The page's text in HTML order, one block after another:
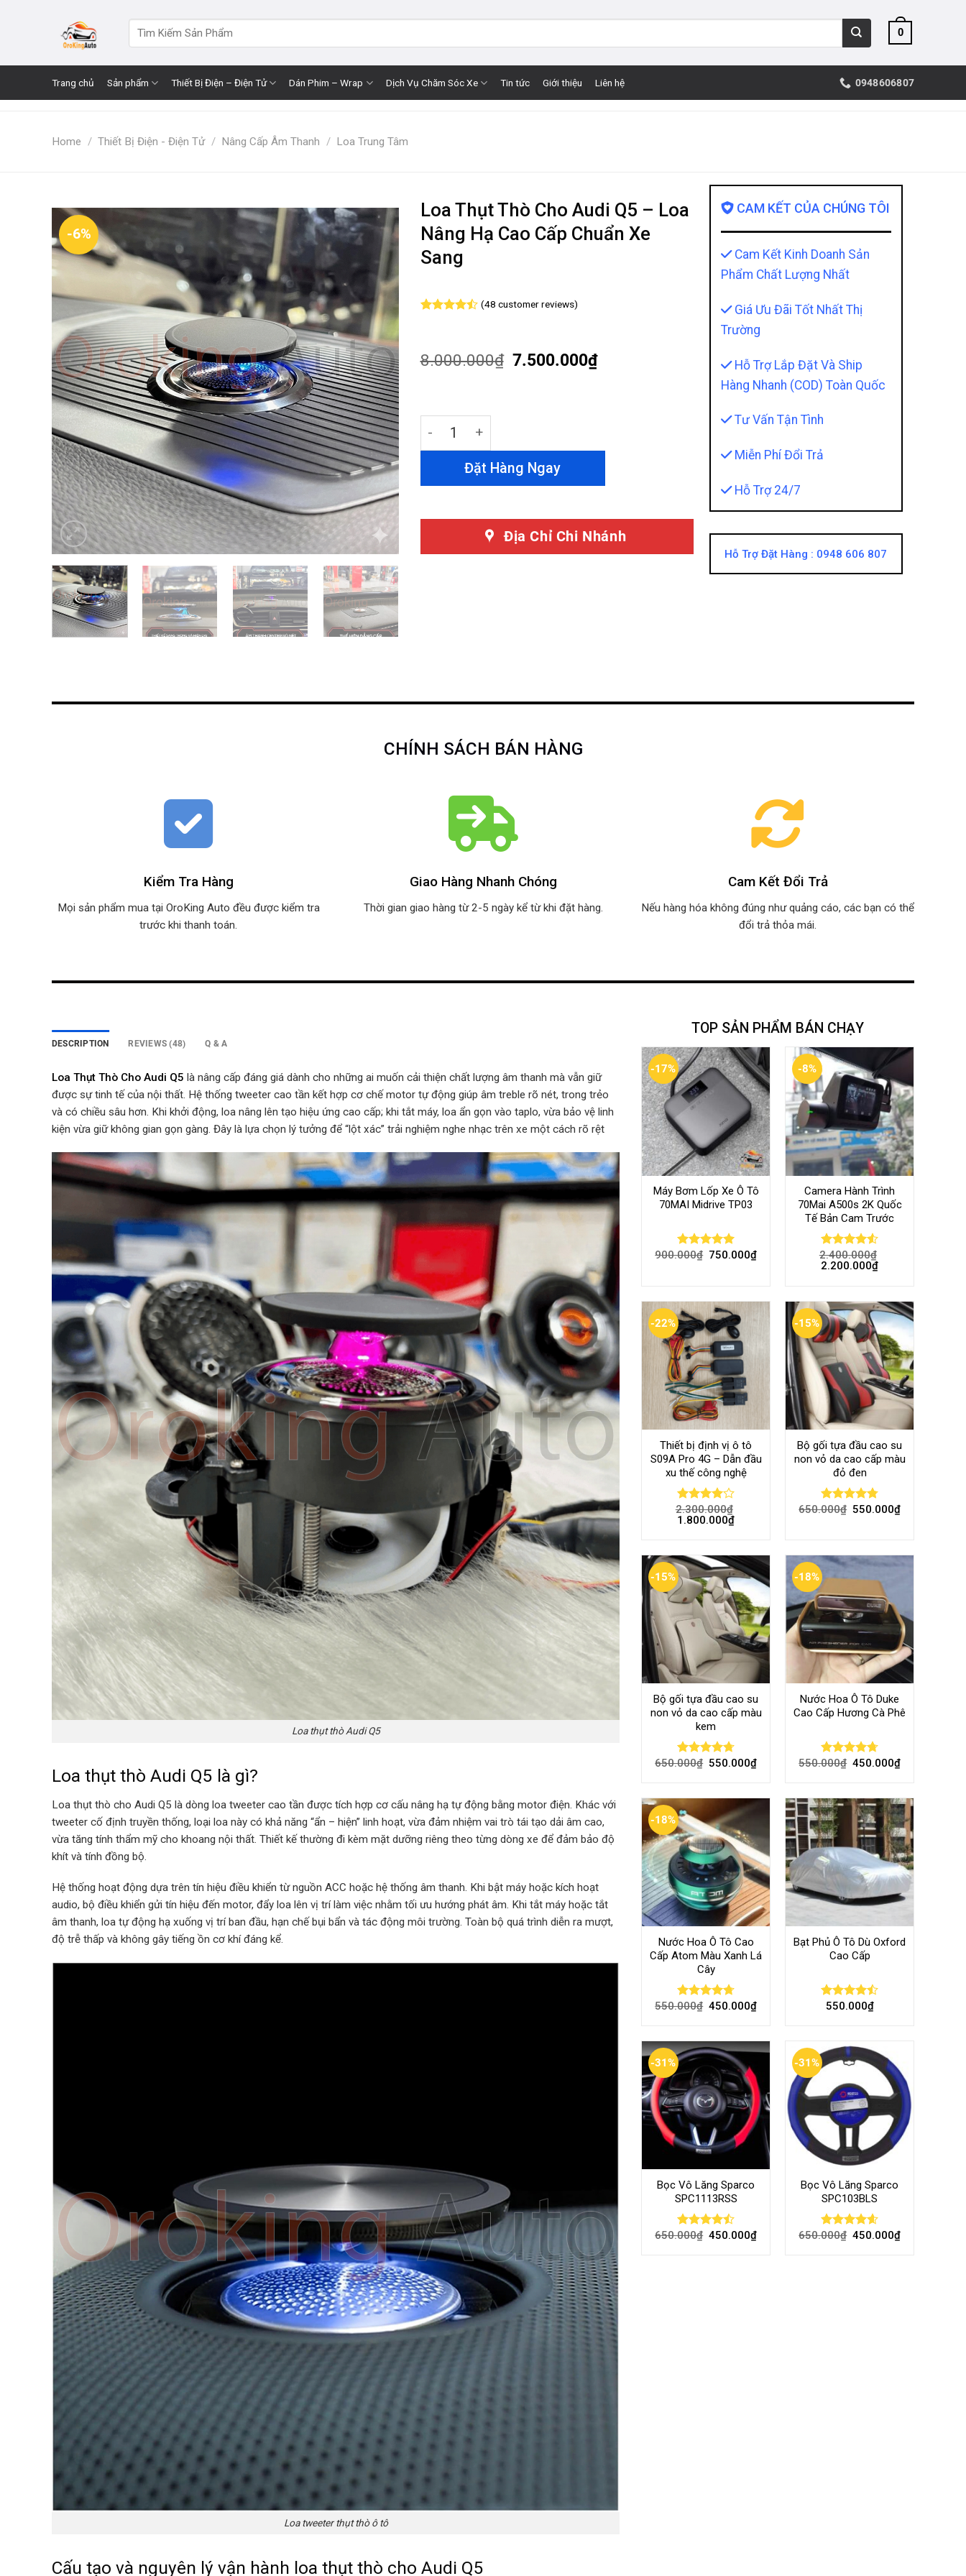
for:
0
Trang chủ Sản phẩm Thiết Bị Điện – Điện Tử Dán Phim – Wrap Dịch Vụ Chăm Sóc Xe Tin tức Giới thiệu Liên hệ 0948606807
Home / Thiết Bị Điện - Điện Tử / Nâng Cấp Âm Thanh / Loa Trung Tâm
-6%
Loa Thụt Thò Cho Audi Q5 – Loa
Nâng Hạ Cao Cấp Chuẩn Xe
Sang
based on
customer
(48 customer reviews)
8.000.000₫ 7.500.000₫
Loa Thụt Thò Cho Audi Q5 - Loa Nâng Hạ Cao Cấp Chuẩn Xe Sang quantity
Đặt Hàng Ngay
Địa Chỉ Chi Nhánh
CAM KẾT CỦA CHÚNG TÔI
Cam Kết Kinh Doanh Sản
Phẩm Chất Lượng Nhất
Giá Ưu Đãi Tốt Nhất Thị
Trường
Hỗ Trợ Lắp Đặt Và Ship
Hàng Nhanh (COD) Toàn Quốc
Tư Vấn Tận Tình
Miễn Phí Đổi Trả
Hỗ Trợ 24/7
Hỗ Trợ Đặt Hàng : 0948 606 807
CHÍNH SÁCH BÁN HÀNG
Kiểm Tra Hàng
Mọi sản phẩm mua tại OroKing Auto đều được kiểm tra
trước khi thanh toán.
Giao Hàng Nhanh Chóng
Thời gian giao hàng từ 2-5 ngày kể từ khi đặt hàng.
Cam Kết Đổi Trả
Nếu hàng hóa không đúng như quảng cáo, các bạn có thể
đổi trả thỏa mái.
DESCRIPTION REVIEWS (48) Q & A
Loa Thụt Thò Cho Audi Q5 là nâng cấp đáng giá dành cho những ai muốn cải thiện chất lượng âm thanh mà vẫn giữ
được sự tinh tế của nội thất. Hệ thống tweeter cao tần kết hợp cơ chế motor tự động giúp âm treble rõ nét, trong trẻo
và có chiều sâu hơn. Khi khởi động, loa nâng lên tạo hiệu ứng cao cấp; khi tắt máy, loa ẩn gọn vào taplo, vừa bảo vệ linh
kiện vừa giữ không gian gọn gàng. Đây là lựa chọn lý tưởng để “lột xác” trải nghiệm nghe nhạc trên xe một cách rõ rệt
Loa thụt thò Audi Q5
Loa thụt thò Audi Q5 là gì?
Loa thụt thò cho Audi Q5 là dòng loa tweeter cao tần được tích hợp cơ cấu nâng hạ tự động bằng motor điện. Khác với
tweeter cố định truyền thống, loại loa này có khả năng “ẩn – hiện” linh hoạt, vừa đảm nhiệm vai trò tái tạo dải âm cao,
vừa tăng tính thẩm mỹ cho khoang nội thất. Thiết kế thường đi kèm mặt dưỡng riêng theo từng dòng xe để đảm bảo độ
khít và tính đồng bộ.
Hệ thống hoạt động dựa trên tín hiệu điều khiển từ nguồn ACC hoặc hệ thống âm thanh. Khi bật máy hoặc kích hoạt
audio, bộ điều khiển gửi tín hiệu đến motor, đẩy loa lên vị trí làm việc nhằm tối ưu hướng phát âm. Khi tắt máy hoặc tắt
âm thanh, loa tự động hạ xuống vị trí ban đầu, hạn chế bụi bẩn và tác động môi trường. Toàn bộ quá trình diễn ra mượt,
độ trễ thấp và không gây tiếng ồn cơ khí đáng kể.
Loa tweeter thụt thò ô tô
Cấu tạo và nguyên lý vận hành loa thụt thò cho Audi Q5
TOP SẢN PHẨM BÁN CHẠY
-17%
Máy Bơm Lốp Xe Ô Tô
70MAI Midrive TP03
Rated 5.00
900.000₫ 750.000₫
-8%
Camera Hành Trình
70Mai A500s 2K Quốc
Tế Bản Cam Trước
Rated4.56
out of 5
2.400.000₫
2.200.000₫
-22%
Thiết bị định vị ô tô
S09A Pro 4G – Dẫn đầu
xu thế công nghệ
Rated
4.00out
2.300.000₫
1.800.000₫
-15%
Bộ gối tựa đầu cao su
non vỏ da cao cấp màu
đỏ đen
Rated4.80
650.000₫ 550.000₫
-15%
Bộ gối tựa đầu cao su
non vỏ da cao cấp màu
kem
Rated4.70
650.000₫ 550.000₫
-18%
Nước Hoa Ô Tô Duke
Cao Cấp Hương Cà Phê
Rated4.70
550.000₫ 450.000₫
-18%
Nước Hoa Ô Tô Cao
Cấp Atom Màu Xanh Lá
Cây
Rated4.70
550.000₫ 450.000₫
Bạt Phủ Ô Tô Dù Oxford
Cao Cấp
Rated
550.000₫
-31%
Bọc Vô Lăng Sparco
SPC1113RSS
Rated
650.000₫ 450.000₫
-31%
Bọc Vô Lăng Sparco
SPC103BLS
Rated4.57
650.000₫ 450.000₫